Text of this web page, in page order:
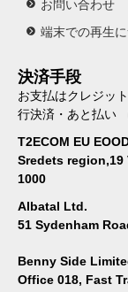
お問い合わせ
端末での再生
決済手段
お支払はクレジッ
行決済・あと払い
T2ECOM EU
Sredets
1000
Albatal Ltd.
51 Sydenham
Benny Side
Office 018, Fast